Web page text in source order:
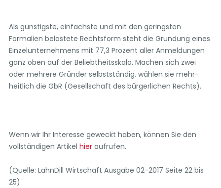
Als günstigste, einfachste und mit den geringsten
Formalien belastete Rechtsform steht die Gründung eines
Einzelunternehmens mit 77,3 Prozent aller Anmeldungen
ganz oben auf der Beliebtheitsskala. Machen sich zwei
oder mehrere Gründer selbstständig, wählen sie mehr-
heitlich die GbR (Gesellschaft des bürgerlichen Rechts).
Wenn wir Ihr Interesse geweckt haben, können Sie den
vollständigen Artikel hier aufrufen.
(Quelle: LahnDill Wirtschaft Ausgabe 02-2017 Seite 22 bis
25)